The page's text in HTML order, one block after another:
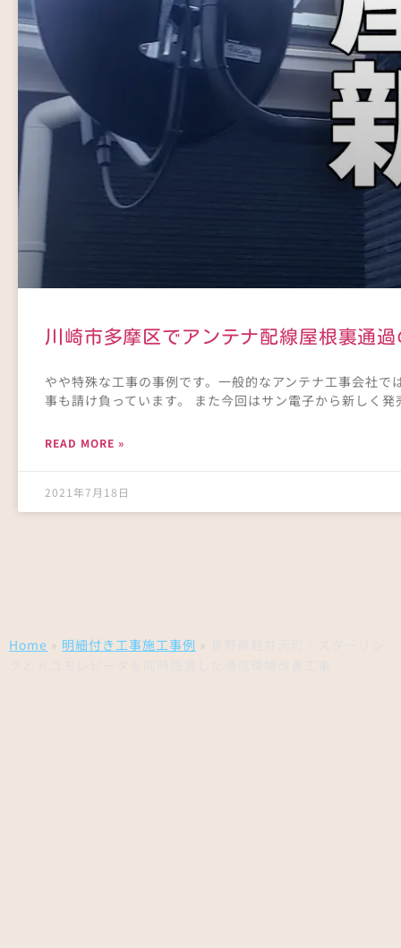
川崎市多摩区でアンテナ配線屋根裏通
やや特殊な工事の事例です。一般的なアンテナ工事会社
事も請け負っています。 また今回はサン電子から新しく
READ MORE »
2021年7月18日
Home » 明細付き工事施工事例 »